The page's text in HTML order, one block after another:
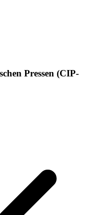
Pressen (CIP-